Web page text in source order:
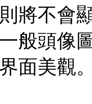
將不會
一般頭像
面美觀